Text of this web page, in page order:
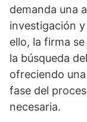
demanda una
investigación
ello, la firma
la búsqueda
ofreciendo
fase del
necesaria.